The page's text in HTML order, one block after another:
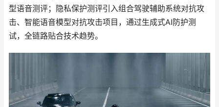
型语音测评；隐私保护测评引入组合驾驶辅助系统对抗攻
击、智能语音模型对抗攻击项目，通过生成式AI防护测
试，全链路贴合技术趋势。